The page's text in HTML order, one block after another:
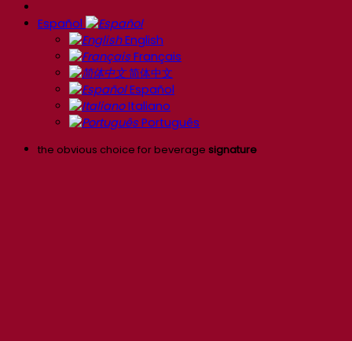
Español
English
Français
简体中文
Español
Italiano
Português
the obvious choice for beverage signature